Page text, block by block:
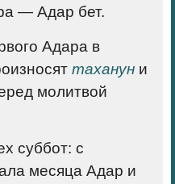
— Адар бет.
таханун и
молитвой
суббот: с
месяца Адар и